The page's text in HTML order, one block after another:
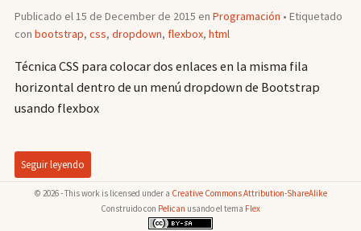
Publicado el 15 de December de 2015 en Programación • Etiquetado
con bootstrap, css, dropdown, flexbox, html
Técnica CSS para colocar dos enlaces en la misma fila
horizontal dentro de un menú dropdown de Bootstrap
usando flexbox
Seguir leyendo
© 2026 - This work is licensed under a Creative Commons Attribution-ShareAlike
Construido con Pelican usando el tema Flex